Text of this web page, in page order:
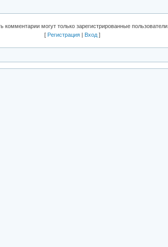
комментарии могут только зарегистрированные пользователи.
[ Регистрация | Вход ]